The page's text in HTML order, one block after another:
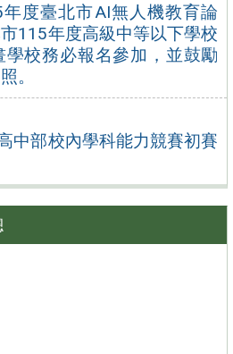
度臺北市AI無人機教育論
115年度高級中等以下學校
校務必報名參加，並鼓勵
。
中部校內學科能力競賽初賽